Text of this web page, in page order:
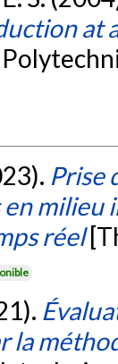
at
Prise
milieu
réel
la